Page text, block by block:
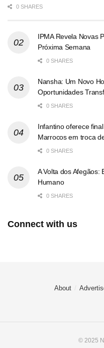
0 SHARES
IPMA Revela Novas
Próxima Semana
0 SHARES
Nansha: Um Novo
Oportunidades
0 SHARES
Infantino oferece
Marrocos em troca
0 SHARES
A Volta dos Afegãos:
Humano
0 SHARES
Connect with us
About
© 2025